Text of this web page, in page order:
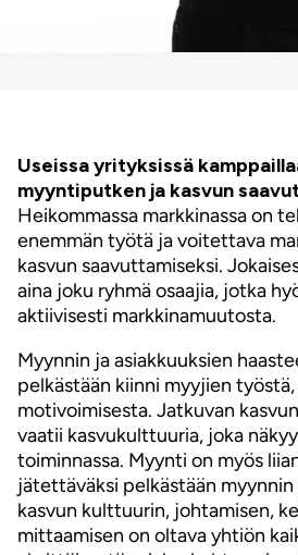
Useissa yrityksissä
myyntiputken ja kasvun
Heikommassa markkinassa on
enemmän työtä ja voitettava
kasvun saavuttamiseksi.
aina joku ryhmä osaajia, jotka
aktiivisesti markkinamuutosta.
Myynnin ja asiakkuuksien
pelkästään kiinni myyjien
motivoimisesta. Jatkuvan
vaatii kasvukulttuuria, joka
toiminnassa. Myynti on myös
jätettäväksi pelkästään
kasvun kulttuurin, johtamisen,
mittaamisen on oltava yhtiön